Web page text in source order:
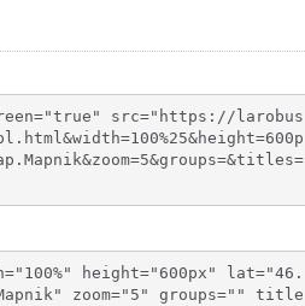
src="https://larobus
height="600px" lat="46.
zoom="5" groups="" title